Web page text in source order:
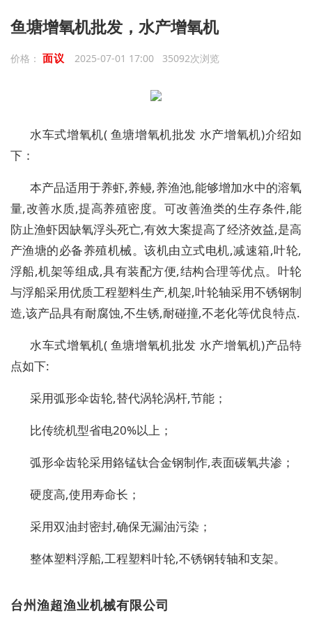
鱼塘增氧机批发，水产增氧机
价格： 面议 2025-07-01 17:00 35092次浏览
水车式增氧机( 鱼塘增氧机批发 水产增氧机)介绍如
下：
本产品适用于养虾,养鳗,养渔池,能够增加水中的溶氧
量,改善水质,提高养殖密度。可改善渔类的生存条件,能
防止渔虾因缺氧浮头死亡,有效大案提高了经济效益,是高
产渔塘的必备养殖机械。该机由立式电机,减速箱,叶轮,
浮船,机架等组成,具有装配方便,结构合理等优点。叶轮
与浮船采用优质工程塑料生产,机架,叶轮轴采用不锈钢制
造,该产品具有耐腐蚀,不生锈,耐碰撞,不老化等优良特点.
水车式增氧机( 鱼塘增氧机批发 水产增氧机)产品特
点如下:
采用弧形伞齿轮,替代涡轮涡杆,节能；
比传统机型省电20%以上；
弧形伞齿轮采用鉻锰钛合金钢制作,表面碳氧共渗；
硬度高,使用寿命长；
采用双油封密封,确保无漏油污染；
整体塑料浮船,工程塑料叶轮,不锈钢转轴和支架。
台州渔超渔业机械有限公司